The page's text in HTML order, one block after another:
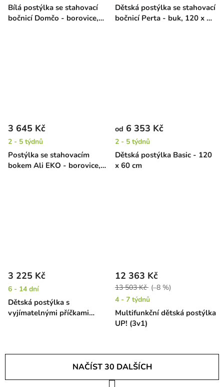
Bílá postýlka se stahovací
bočnicí Domčo - borovice,
Dětská postýlka se stahovací
bočnicí Perta - buk, 120 x 60
Postýlka se stahovacím
bokem Ali EKO - borovice,
3 645 Kč
2 - 5 týdnů
Dětská postýlka Basic - 120
x 60 cm
od 6 353 Kč
2 - 5 týdnů
Dětská postýlka s
vyjímatelnými příčkami
3 225 Kč
6 - 14 dní
Multifunkční dětská postýlka
UP! (3v1)
12 363 Kč
13 503 Kč (–8 %)
4 - 7 týdnů
NAČÍST 30 DALŠÍCH
S